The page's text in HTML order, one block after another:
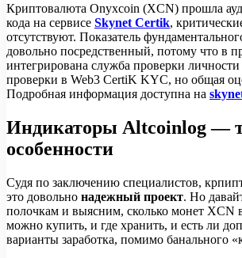
Криптовалюта Onyxcoin (XCN) прошла
кода на сервисе Skynet Certik,
отсутствуют. Показатель
довольно посредственный, потому что в
интегрирована служба проверки
проверки в Web3 CertiK KYC, но общая
Подробная информация доступна на
Индикаторы Altcoinlog —
особенности
Судя по заключению специалистов,
это довольно надежный проект. Но
полочкам и выясним, сколько монет XCN
можно купить, и где хранить, и есть ли
варианты заработка, помимо банального